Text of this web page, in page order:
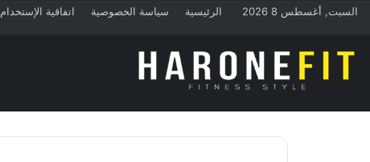
السبت, أغسطس 8 2026 الرئيسية سياسة الخصوصية اتفاقية الإستخدام